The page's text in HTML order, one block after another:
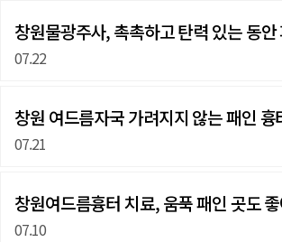
창원물광주사, 촉촉하고 탄력 있는 동안
07.22
창원 여드름자국 가려지지 않는 패인 흉
07.21
07.10